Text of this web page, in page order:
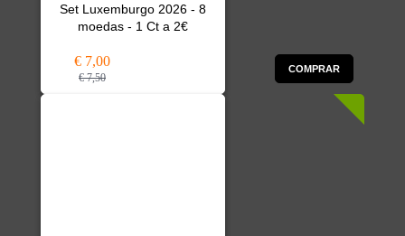
Set Luxemburgo 2026 - 8
moedas - 1 Ct a 2€
€ 7,00
€ 7,50
COMPRAR